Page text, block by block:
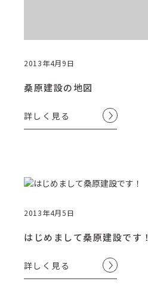
2013年4月9日
桑原建設の地図
詳しく見る
2013年4月5日
はじめまして桑原建設です！
詳しく見る